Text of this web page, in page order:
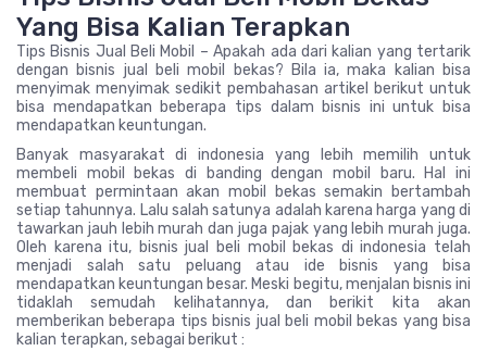
Yang Bisa Kalian Terapkan
Tips Bisnis Jual Beli Mobil – Apakah ada dari kalian yang tertarik
dengan bisnis jual beli mobil bekas? Bila ia, maka kalian bisa
menyimak menyimak sedikit pembahasan artikel berikut untuk
bisa mendapatkan beberapa tips dalam bisnis ini untuk bisa
mendapatkan keuntungan.
Banyak masyarakat di indonesia yang lebih memilih untuk
membeli mobil bekas di banding dengan mobil baru. Hal ini
membuat permintaan akan mobil bekas semakin bertambah
setiap tahunnya. Lalu salah satunya adalah karena harga yang di
tawarkan jauh lebih murah dan juga pajak yang lebih murah juga.
Oleh karena itu, bisnis jual beli mobil bekas di indonesia telah
menjadi salah satu peluang atau ide bisnis yang bisa
mendapatkan keuntungan besar. Meski begitu, menjalan bisnis ini
tidaklah semudah kelihatannya, dan berikit kita akan
memberikan beberapa tips bisnis jual beli mobil bekas yang bisa
kalian terapkan, sebagai berikut :